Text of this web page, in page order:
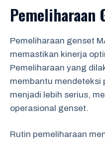
Pemeliharaan
Pemeliharaan genset
memastikan kinerja
Pemeliharaan yang
membantu mendeteksi
menjadi lebih serius,
operasional genset.
Rutin pemeliharaan